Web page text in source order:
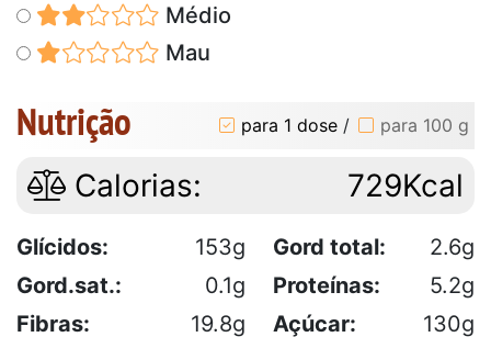
Médio
Mau
Nutrição para 1 dose / para 100 g
Calorias: 729Kcal
Glícidos: 153g Gord total:
2.6g
Gord.sat.:
0.1g Proteínas:
5.2g
Fibras:
19.8g Açúcar:
130g